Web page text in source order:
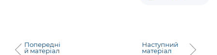
Попередні
й матеріал
Наступний
матеріал